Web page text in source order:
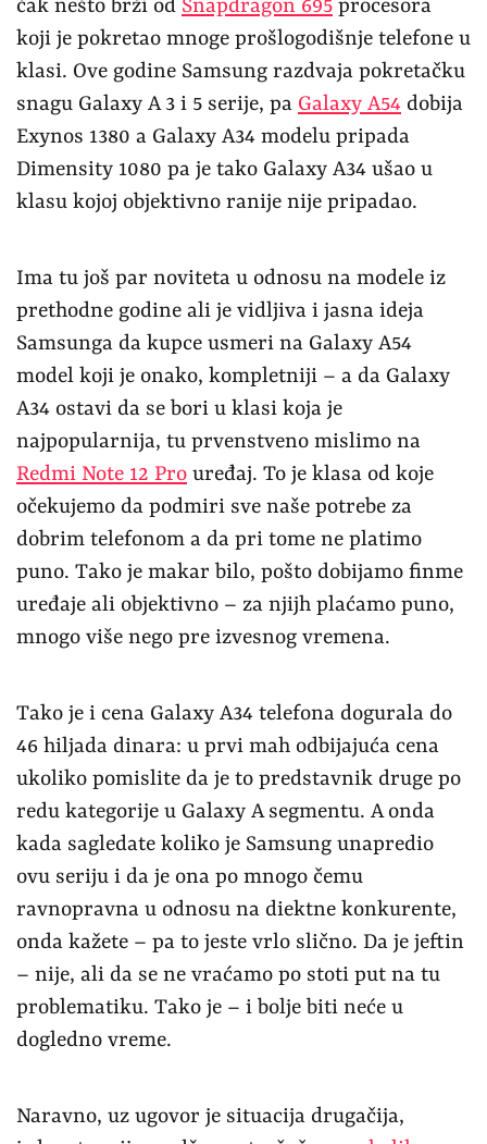
čak nešto brži od Snapdragon 695 procesora
koji je pokretao mnoge prošlogodišnje telefone u
klasi. Ove godine Samsung razdvaja pokretačku
snagu Galaxy A 3 i 5 serije, pa Galaxy A54 dobija
Exynos 1380 a Galaxy A34 modelu pripada
Dimensity 1080 pa je tako Galaxy A34 ušao u
klasu kojoj objektivno ranije nije pripadao.
Ima tu još par noviteta u odnosu na modele iz
prethodne godine ali je vidljiva i jasna ideja
Samsunga da kupce usmeri na Galaxy A54
model koji je onako, kompletniji – a da Galaxy
A34 ostavi da se bori u klasi koja je
najpopularnija, tu prvenstveno mislimo na
Redmi Note 12 Pro uređaj. To je klasa od koje
očekujemo da podmiri sve naše potrebe za
dobrim telefonom a da pri tome ne platimo
puno. Tako je makar bilo, pošto dobijamo finme
uređaje ali objektivno – za njijh plaćamo puno,
mnogo više nego pre izvesnog vremena.
Tako je i cena Galaxy A34 telefona dogurala do
46 hiljada dinara: u prvi mah odbijajuća cena
ukoliko pomislite da je to predstavnik druge po
redu kategorije u Galaxy A segmentu. A onda
kada sagledate koliko je Samsung unapredio
ovu seriju i da je ona po mnogo čemu
ravnopravna u odnosu na diektne konkurente,
onda kažete – pa to jeste vrlo slično. Da je jeftin
– nije, ali da se ne vraćamo po stoti put na tu
problematiku. Tako je – i bolje biti neće u
dogledno vreme.
Naravno, uz ugovor je situacija drugačija,